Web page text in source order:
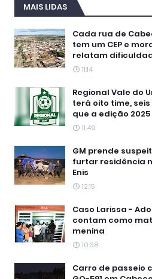
MAIS LIDAS
Cada rua de
tem um CEP e
relatam
11:14
Regional Vale do
terá oito time,
que a edição 2025
11:49
GM prende
furtar residência
Enis
12:15
Caso Larissa -
contam como
menina
10:38
Carro de passeio